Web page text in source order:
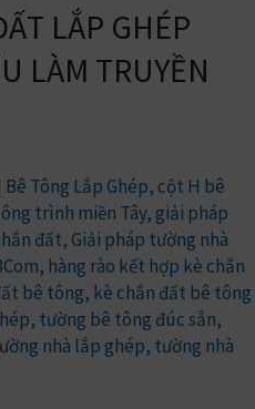
LẮP GHÉP
LÀM TRUYỀN
Bê Tông Lắp Ghép, cột H bê
trình miền Tây, giải pháp
đất, Giải pháp tường nhà
, hàng rào kết hợp kè chắn
bê tông, kè chắn đất bê tông
, tường bê tông đúc sẵn,
nhà lắp ghép, tường nhà